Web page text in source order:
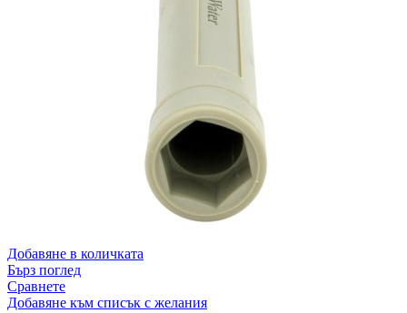
Добавяне в количката
Бърз поглед
Сравнете
Добавяне към списък с желания